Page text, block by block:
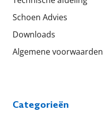
Schoen Advies
Downloads
Algemene voorwaarden
Categorieën